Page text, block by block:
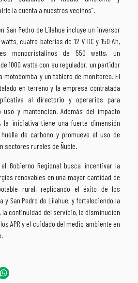
la cuenta a nuestros vecinos”.
San Pedro de Lilahue incluye un inversor
cuatro baterías de 12 V DC y 150 Ah,
monocristalinos de 550 watts, un
1000 watts con su regulador, un partidor
motobomba y un tablero de monitoreo. El
en terreno y la empresa contratada
al directorio y operarios para
y mantención. Además del impacto
la iniciativa tiene una fuerte dimensión
de carbono y promueve el uso de
sectores rurales de Ñuble.
Gobierno Regional busca incentivar la
renovables en una mayor cantidad de
rural, replicando el éxito de los
y San Pedro de Lilahue, y fortaleciendo la
la continuidad del servicio, la disminución
APR y el cuidado del medio ambiente en